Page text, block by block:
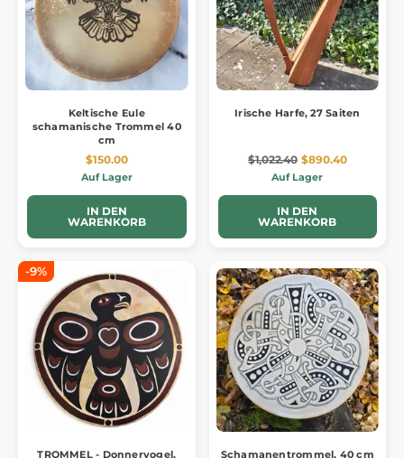
Keltische Eule
schamanische Trommel 40
cm
$150.00
Auf Lager
IN DEN
WARENKORB
Irische Harfe, 27 Saiten
$1,022.40 $890.40
Auf Lager
IN DEN
WARENKORB
-9%
TROMMEL - Donnervogel,
Schamanentrommel, 40 cm